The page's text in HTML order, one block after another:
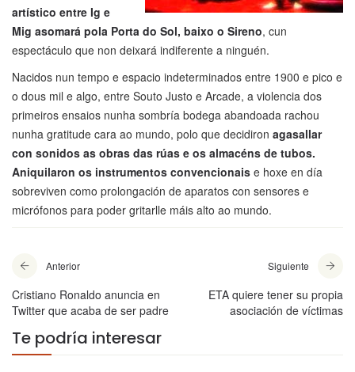
artístico entre Ig e
Mig asomará pola Porta do Sol, baixo o Sireno, cun
espectáculo que non deixará indiferente a ninguén.
Nacidos nun tempo e espacio indeterminados entre 1900 e pico e
o dous mil e algo, entre Souto Justo e Arcade, a violencia dos
primeiros ensaios nunha sombría bodega abandoada rachou
nunha gratitude cara ao mundo, polo que decidiron agasallar
con sonidos as obras das rúas e os almacéns de tubos.
Aniquilaron os instrumentos convencionais e hoxe en día
sobreviven como prolongación de aparatos con sensores e
micrófonos para poder gritarlle máis alto ao mundo.
Anterior
Cristiano Ronaldo anuncia en
Twitter que acaba de ser padre
Siguiente
ETA quiere tener su propia
asociación de víctimas
Te podría interesar